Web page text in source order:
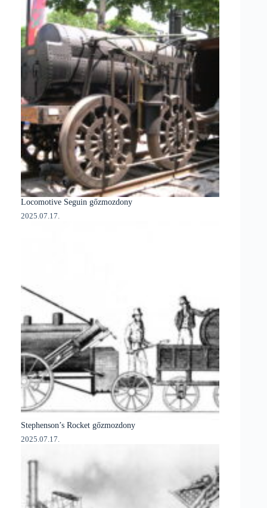
Locomotive Seguin gőzmozdony
2025.07.17.
Stephenson’s Rocket gőzmozdony
2025.07.17.